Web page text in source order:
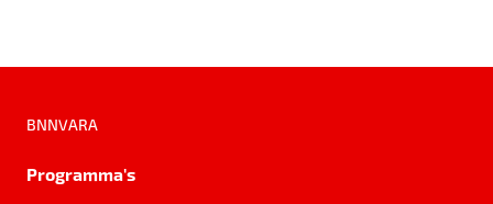
BNNVARA
Programma's